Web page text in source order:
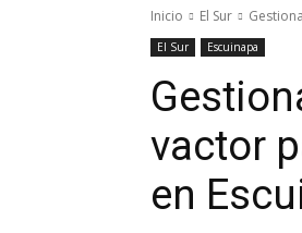
Inicio El Sur
El Sur Escuinapa
vactor
en